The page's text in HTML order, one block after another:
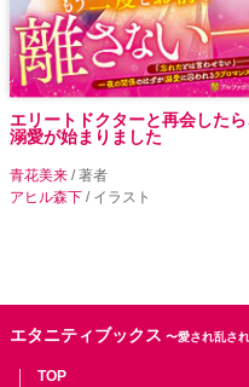
エリートドクターと再会したら
溺愛が始まりました
青花美来 / 著者
アヒル森下 / イラスト
エタニティブックス 〜愛され乱さ
TOP